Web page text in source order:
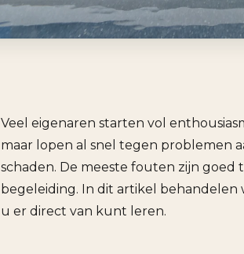
Veel eigenaren starten vol
maar lopen al snel tegen problemen
schaden. De meeste fouten zijn
begeleiding. In dit artikel
u er direct van kunt leren.